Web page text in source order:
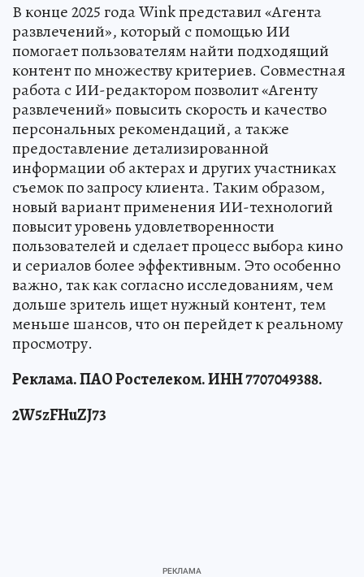
В конце 2025 года Wink представил «Агента
развлечений», который с помощью ИИ
помогает пользователям найти подходящий
контент по множеству критериев. Совместная
работа с ИИ-редактором позволит «Агенту
развлечений» повысить скорость и качество
персональных рекомендаций, а также
предоставление детализированной
информации об актерах и других участниках
съемок по запросу клиента. Таким образом,
новый вариант применения ИИ-технологий
повысит уровень удовлетворенности
пользователей и сделает процесс выбора кино
и сериалов более эффективным. Это особенно
важно, так как согласно исследованиям, чем
дольше зритель ищет нужный контент, тем
меньше шансов, что он перейдет к реальному
просмотру.
Реклама. ПАО Ростелеком. ИНН 7707049388.
2W5zFHuZJ73